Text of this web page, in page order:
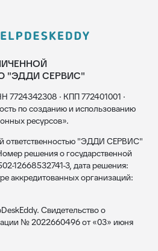
"ЭДДИ СЕРВИС"
7724342308 · КПП 772401001 ·
по созданию и использованию
ресурсов».
ответственностью "ЭДДИ СЕРВИС"
решения о государственной
12668532741-3, дата решения:
аккредитованных организаций:
Свидетельство о
№ 2022660496 от «03» июня